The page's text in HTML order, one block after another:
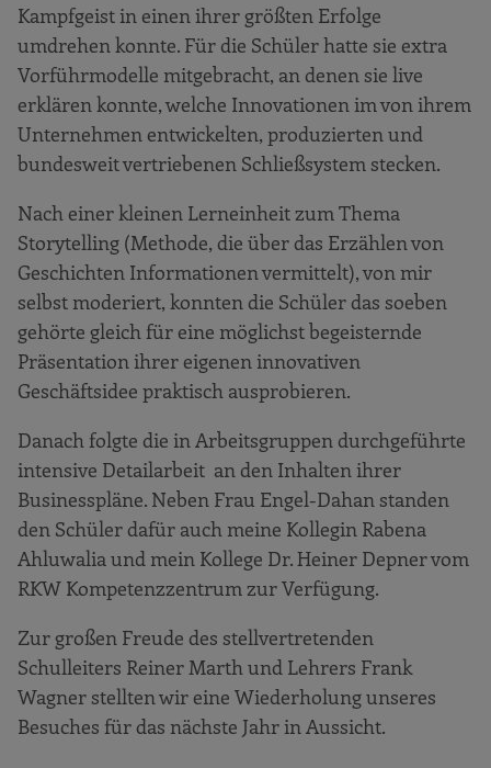
Kampfgeist in einen ihrer größten Erfolge
umdrehen konnte. Für die Schüler hatte sie extra
Vorführmodelle mitgebracht, an denen sie live
erklären konnte, welche Innovationen im von ihrem
Unternehmen entwickelten, produzierten und
bundesweit vertriebenen Schließsystem stecken.
Nach einer kleinen Lerneinheit zum Thema
Storytelling (Methode, die über das Erzählen von
Geschichten Informationen vermittelt), von mir
selbst moderiert, konnten die Schüler das soeben
gehörte gleich für eine möglichst begeisternde
Präsentation ihrer eigenen innovativen
Geschäftsidee praktisch ausprobieren.
Danach folgte die in Arbeitsgruppen durchgeführte
intensive Detailarbeit an den Inhalten ihrer
Businesspläne. Neben Frau Engel-Dahan standen
den Schüler dafür auch meine Kollegin Rabena
Ahluwalia und mein Kollege Dr. Heiner Depner vom
RKW Kompetenzzentrum zur Verfügung.
Zur großen Freude des stellvertretenden
Schulleiters Reiner Marth und Lehrers Frank
Wagner stellten wir eine Wiederholung unseres
Besuches für das nächste Jahr in Aussicht.